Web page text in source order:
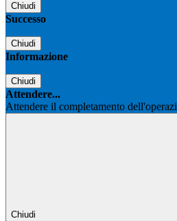
Chiudi
Successo
Chiudi
Informazione
Chiudi
Attendere...
Attendere il completamento
Chiudi